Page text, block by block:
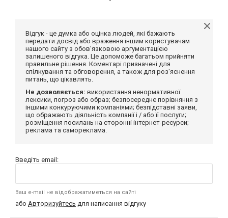
Відгук - це думка або оцінка людей, які бажають
передати досвід або враження іншим користувачам
нашого сайту з обов'язковою аргументацією
залишеного відгука. Це допоможе багатьом прийняти
правильне рішення. Коментарі призначені для
спілкування та обговорення, а також для роз'яснення
питань, що цікавлять.
Не дозволяється: використання ненормативної
лексики, погроз або образ; безпосереднє порівняння з
іншими конкуруючими компаніями; безпідставні заяви,
що ображають діяльність компанії і / або її послуги;
розміщення посилань на сторонні інтернет-ресурси;
реклама та самореклама.
Введіть email:
Ваш e-mail не відображатиметься на сайті
або Авторизуйтесь для написання відгуку